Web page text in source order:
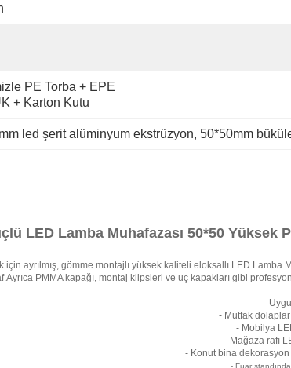
PE Torba + EPE
+ Karton Kutu
led şerit alüminyum ekstrüzyon, 50*50mm
LED Lamba Muhafazası 50*50 Yüksek
için ayrılmış, gömme montajlı yüksek kaliteli eloksallı LED
PMMA kapağı, montaj klipsleri ve uç kapakları gibi
- Mutfak
- Mobilya
- Mağaza rafı
- Konut bina dekorasyon
- Fuar